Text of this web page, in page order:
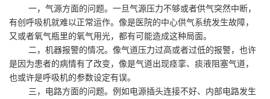
一，气源方面的问题。一旦气源压力不够或者供气突然中断，
有创呼吸机就难以正常运作。像是医院的中心供气系统发生故障，
又或者氧气瓶里的氧气用光，都有可能造成这种局面。
二，机器报警的情况。像气道压力过高或者过低的报警，也许
是因为患者的病情有了改变，像是气道出现痉挛、痰液阻塞气道，
也或许是呼吸机的参数设定有误。
三，电路方面的问题。例如电源插头连接不好、内部电路发生